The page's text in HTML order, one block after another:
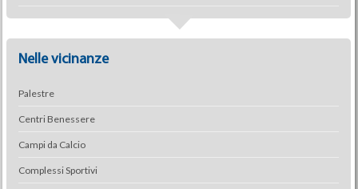
Nelle vicinanze
Palestre
Centri Benessere
Campi da Calcio
Complessi Sportivi